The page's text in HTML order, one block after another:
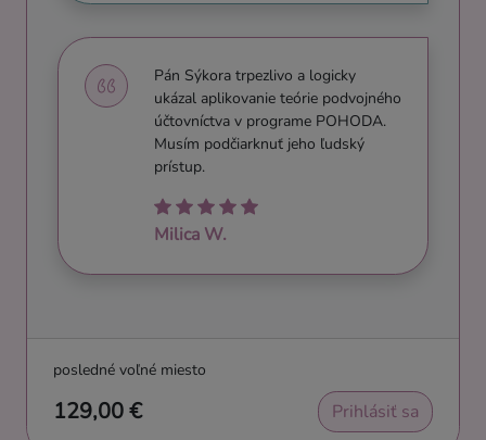
Pán Sýkora trpezlivo a logicky
ukázal aplikovanie teórie podvojného
účtovníctva v programe POHODA.
Musím podčiarknuť jeho ľudský
prístup.
Milica W.
posledné voľné miesto
129,00 € Prihlásiť sa